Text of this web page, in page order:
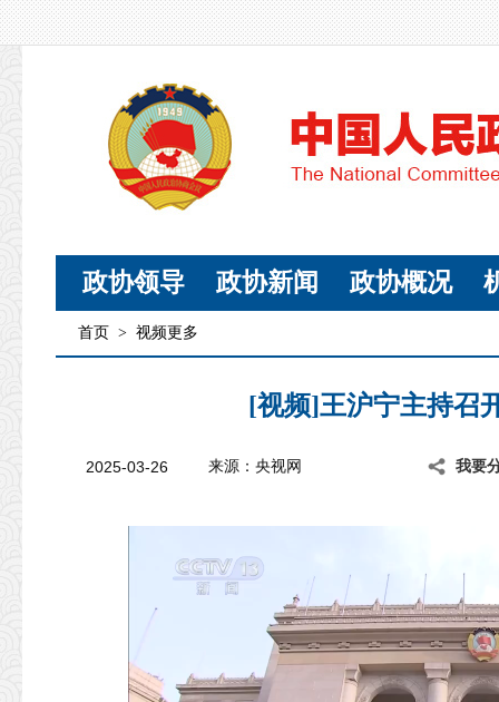
政协领导 政协新闻 政协概况
首页 > 视频更多
[视频]王沪宁主持召
2025-03-26 来源：央视网 我要